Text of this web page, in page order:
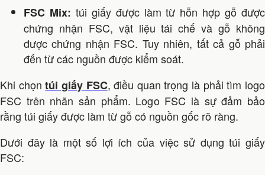
FSC Mix: túi giấy được làm từ hỗn hợp gỗ được
chứng nhận FSC, vật liệu tái chế và gỗ không
được chứng nhận FSC. Tuy nhiên, tất cả gỗ phải
đến từ các nguồn được kiểm soát.
Khi chọntúi giấy FSC, điều quan trọng là phải tìm logo
FSC trên nhãn sản phẩm. Logo FSC là sự đảm bảo
rằng túi giấy được làm từ gỗ có nguồn gốc rõ ràng.
Dưới đây là một số lợi ích của việc sử dụng túi giấy
FSC: